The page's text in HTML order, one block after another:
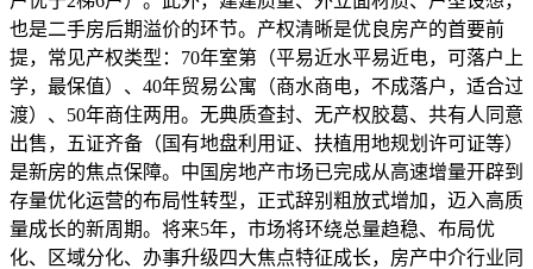
也是二手房后期溢价的环节。产权清晰是优良房产的首要前
提，常见产权类型：70年室第（平易近水平易近电，可落户上
学，最保值）、40年贸易公寓（商水商电，不成落户，适合过
渡）、50年商住两用。无典质查封、无产权胶葛、共有人同意
出售，五证齐备（国有地盘利用证、扶植用地规划许可证等）
是新房的焦点保障。中国房地产市场已完成从高速增量开辟到
存量优化运营的布局性转型，正式辞别粗放式增加，迈入高质
量成长的新周期。将来5年，市场将环绕总量趋稳、布局优
化、区域分化、办事升级四大焦点特征成长，房产中介行业同